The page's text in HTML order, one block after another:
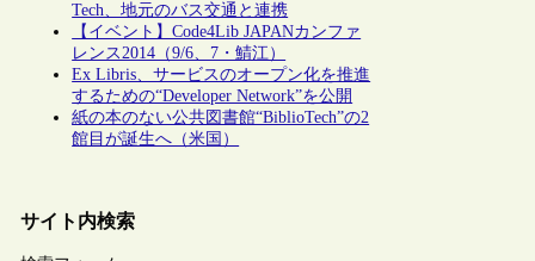
Tech、地元のバス交通と連携
【イベント】Code4Lib JAPANカンファ
レンス2014（9/6、7・鯖江）
Ex Libris、サービスのオープン化を推進
するための“Developer Network”を公開
紙の本のない公共図書館“BiblioTech”の2
館目が誕生へ（米国）
サイト内検索